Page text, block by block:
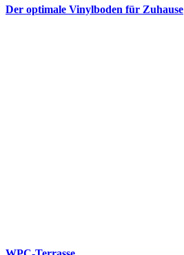
Der optimale Vinylboden für Zuhause